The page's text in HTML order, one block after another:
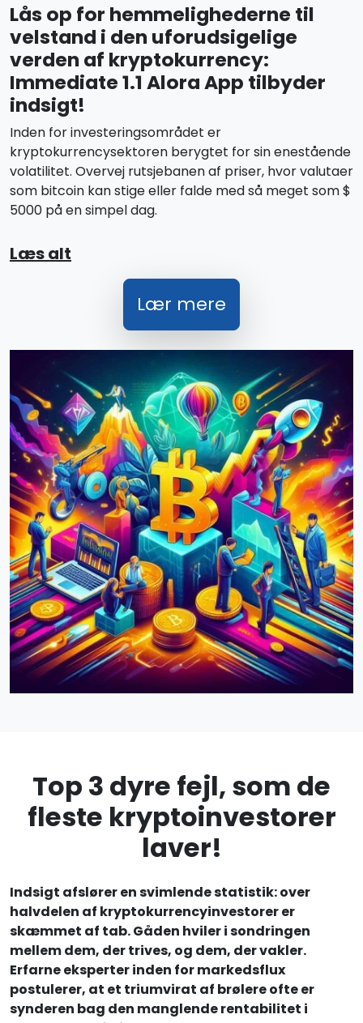
Lås op for hemmelighederne til
velstand i den uforudsigelige
verden af kryptokurrency:
Immediate 1.1 Alora App tilbyder
indsigt!
Inden for investeringsområdet er
kryptokurrencysektoren berygtet for sin enestående
volatilitet. Overvej rutsjebanen af priser, hvor valutaer
som bitcoin kan stige eller falde med så meget som $
5000 på en simpel dag.
Læs alt
Lær mere
Top 3 dyre fejl, som de
fleste kryptoinvestorer
laver!
Indsigt afslører en svimlende statistik: over
halvdelen af kryptokurrencyinvestorer er
skæmmet af tab. Gåden hviler i sondringen
mellem dem, der trives, og dem, der vakler.
Erfarne eksperter inden for markedsflux
postulerer, at et triumvirat af brølere ofte er
synderen bag den manglende rentabilitet i